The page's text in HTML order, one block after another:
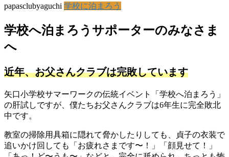
papasclubyaguchi 学校に泊まろう
学校へ泊まろうサポーターのみなさま
へ
近年、お父さんクラブは完敗しています
矢口小学校サマーワークの伝統イベント「学校へ泊まろう」
の肝試しですが、僕たちお父さんクラブは6年生に完全敗北
中です。
教室の掃除用具箱に隠れて脅かしたりしても、貞子の衣装で
追いかけ回しても「お疲れさまです〜！」「顔見せて！」